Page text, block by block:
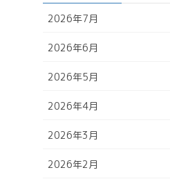
2026年7月
2026年6月
2026年5月
2026年4月
2026年3月
2026年2月